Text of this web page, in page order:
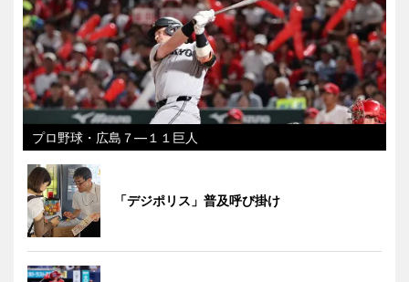
プロ野球・広島７―１１巨人
「デジポリス」普及呼び掛け